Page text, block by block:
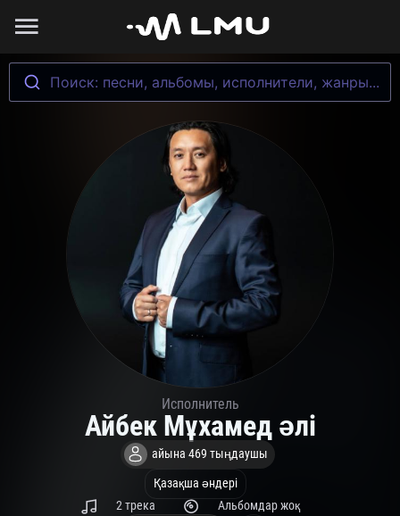
Поиск: песни, альбомы, исполнители, жанры...
Исполнитель
Айбек Мұхамед әлі
айына 469 тыңдаушы
Қазақша әндері
2 трека
Альбомдар жоқ